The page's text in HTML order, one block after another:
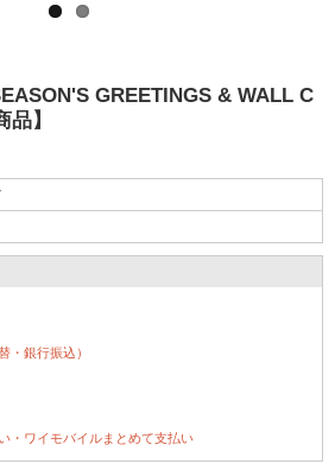
GREETINGS & WALL C
】
・銀行振込）
・ワイモバイルまとめて支払い